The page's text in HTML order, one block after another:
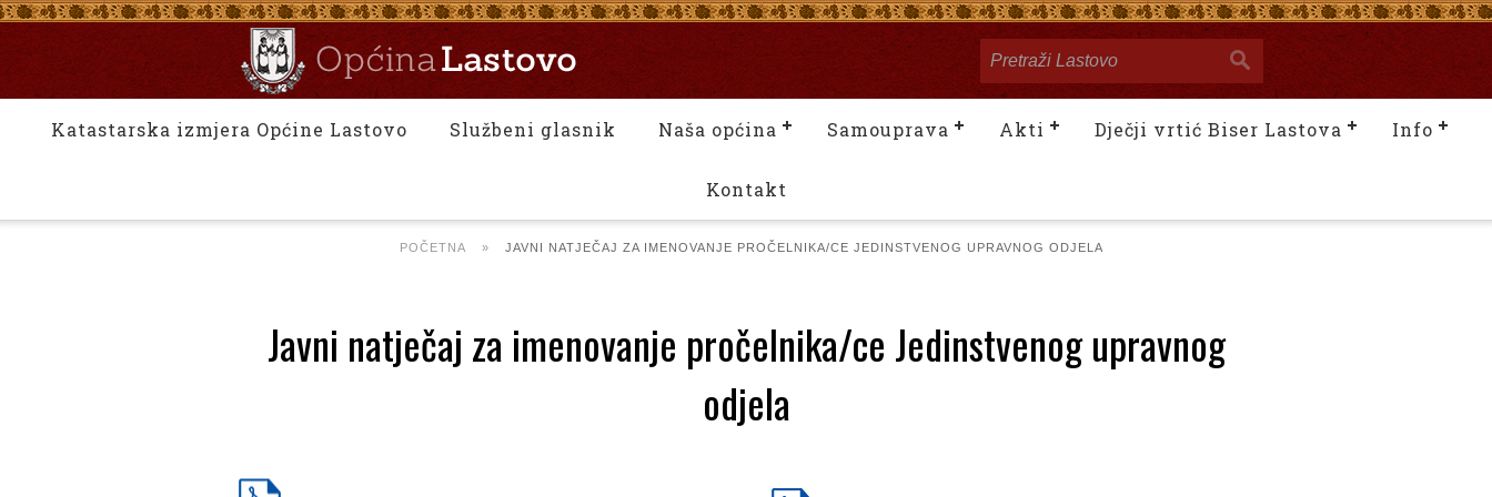
Katastarska izmjera Općine Lastovo Službeni glasnik Naša općina Samouprava Akti Dječji vrtić Biser Lastova Info
Kontakt
POČETNA » JAVNI NATJEČAJ ZA IMENOVANJE PROČELNIKA/CE JEDINSTVENOG UPRAVNOG ODJELA
Javni natječaj za imenovanje pročelnika/ce Jedinstvenog upravnog
odjela